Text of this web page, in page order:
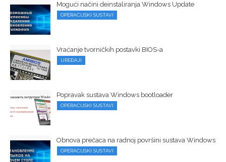
Mogući načini deinstaliranja Windows Update
OPERACIJSKI SUSTAVI
Vraćanje tvorničkih postavki BIOS-a
UREĐAJI
Popravak sustava Windows bootloader
OPERACIJSKI SUSTAVI
Obnova prečaca na radnoj površini sustava Windows
OPERACIJSKI SUSTAVI